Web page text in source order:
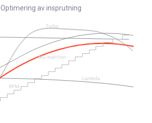
Optimering av insprutning